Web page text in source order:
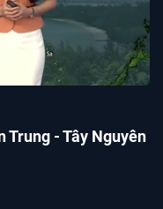
Trung - Tây Nguyên